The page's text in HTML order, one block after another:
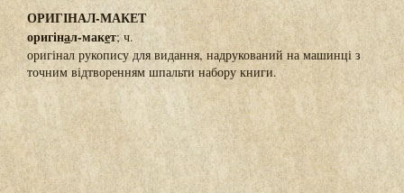
ОРИГІНАЛ-МАКЕТ
оригінал-макет; ч.
оригінал рукопису для видання, надрукований на машинці з
точним відтворенням шпальти набору книги.